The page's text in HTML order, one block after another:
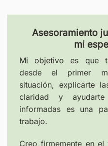
Asesoramiento
mi
Mi objetivo es que
desde el primer
situación, explicarte
claridad y
informadas es una
trabajo.
Creo firmemente en el